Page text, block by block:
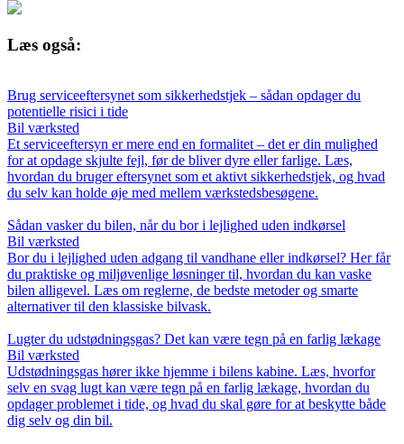
Læs også:
Brug serviceeftersynet som sikkerhedstjek – sådan opdager du
potentielle risici i tide
Bil værksted
Et serviceeftersyn er mere end en formalitet – det er din mulighed
for at opdage skjulte fejl, før de bliver dyre eller farlige. Læs,
hvordan du bruger eftersynet som et aktivt sikkerhedstjek, og hvad
du selv kan holde øje med mellem værkstedsbesøgene.
Sådan vasker du bilen, når du bor i lejlighed uden indkørsel
Bil værksted
Bor du i lejlighed uden adgang til vandhane eller indkørsel? Her får
du praktiske og miljøvenlige løsninger til, hvordan du kan vaske
bilen alligevel. Læs om reglerne, de bedste metoder og smarte
alternativer til den klassiske bilvask.
Lugter du udstødningsgas? Det kan være tegn på en farlig lækage
Bil værksted
Udstødningsgas hører ikke hjemme i bilens kabine. Læs, hvorfor
selv en svag lugt kan være tegn på en farlig lækage, hvordan du
opdager problemet i tide, og hvad du skal gøre for at beskytte både
dig selv og din bil.